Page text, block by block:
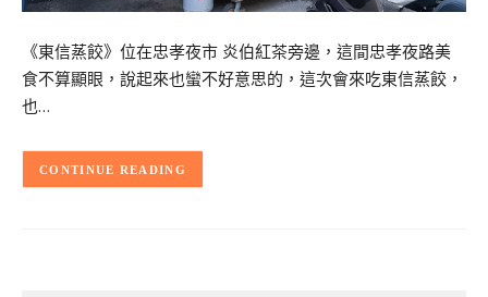
《東信蒸餃》位在忠孝夜市 炎伯紅茶旁邊，這間忠孝夜路美
食不算顯眼，說起來也蠻不好意思的，這次會來吃東信蒸餃，
也…
CONTINUE READING